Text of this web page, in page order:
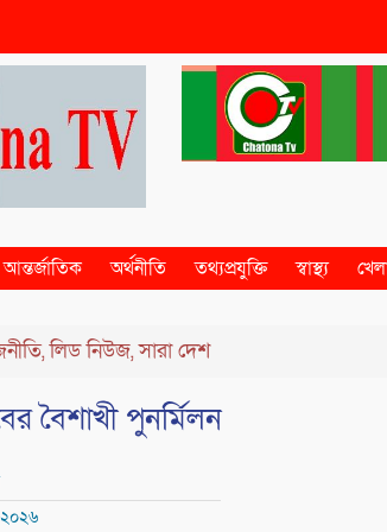
আন্তর্জাতিক অর্থনীতি তথ্যপ্রযুক্তি স্বাস্থ্য
,লিড নিউজ,সারা দেশ
বৈশাখী পুনর্মিলন